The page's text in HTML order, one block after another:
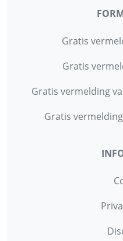
Gratis
Gratis
Gratis vermelding
Gratis